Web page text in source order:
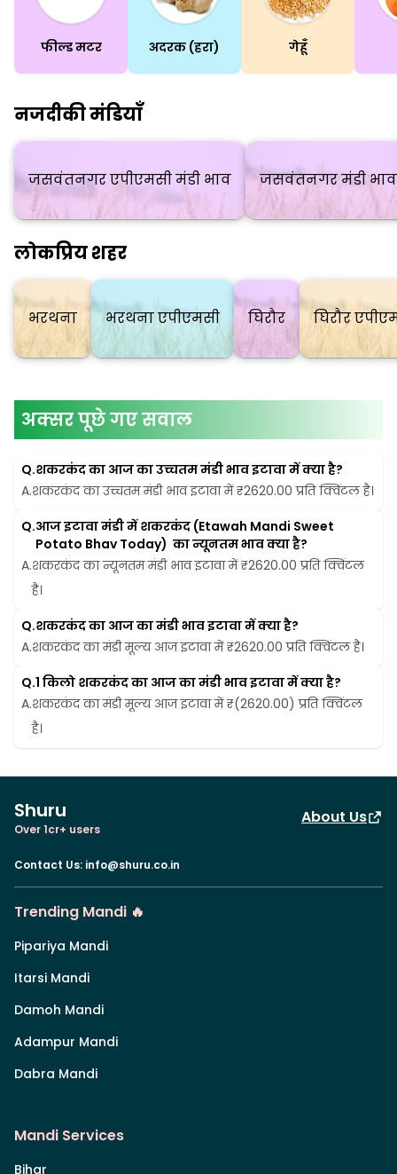
फील्ड मटर अदरक (हरा) गेहूँ
नजदीकी मंडियाँ
जसवंतनगर एपीएमसी मंडी भाव जसवंतनगर मंडी भाव
लोकप्रिय शहर
भरथना भरथना एपीएमसी घिरौर घिरौर
अक्सर पूछे गए सवाल
Q.शकरकंद का आज का उच्चतम मंडी भाव इटावा में क्या है?
A.शकरकंद का उच्चतम मंडी भाव इटावा में ₹2620.00 प्रति क्विंटल है।
Q.आज इटावा मंडी में शकरकंद (Etawah Mandi Sweet
Potato Bhav Today)  का न्यूनतम भाव क्या है?
A.शकरकंद का न्यूनतम मंडी भाव इटावा में ₹2620.00 प्रति क्विंटल
है।
Q.शकरकंद का आज का मंडी भाव इटावा में क्या है?
A.शकरकंद का मंडी मूल्य आज इटावा में ₹2620.00 प्रति क्विंटल है।
Q.1 किलो शकरकंद का आज का मंडी भाव इटावा में क्या है?
A.शकरकंद का मंडी मूल्य आज इटावा में ₹(2620.00) प्रति क्विंटल
है।
Shuru
Over 1cr+ users
About Us
Contact Us: info@shuru.co.in
Trending Mandi 🔥
Pipariya Mandi
Itarsi Mandi
Damoh Mandi
Adampur Mandi
Dabra Mandi
Mandi Services
Bihar